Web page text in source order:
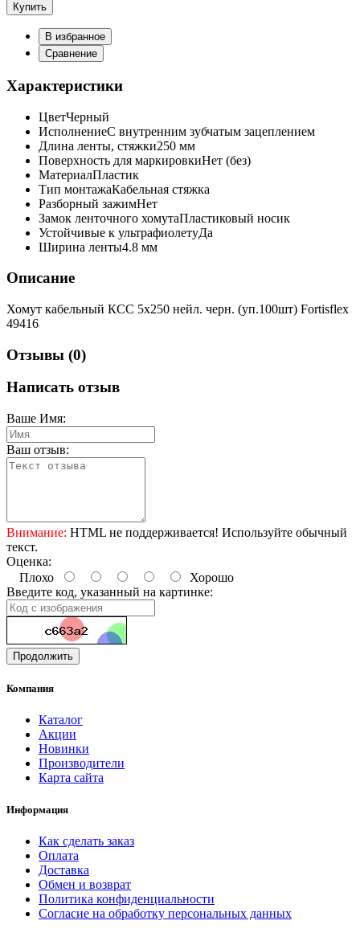
Купить
В избранное
Сравнение
Характеристики
ЦветЧерный
ИсполнениеС внутренним зубчатым зацеплением
Длина ленты, стяжки250 мм
Поверхность для маркировкиНет (без)
МатериалПластик
Тип монтажаКабельная стяжка
Разборный зажимНет
Замок ленточного хомутаПластиковый носик
Устойчивые к ультрафиолетуДа
Ширина ленты4.8 мм
Описание
Хомут кабельный КСС 5х250 нейл. черн. (уп.100шт) Fortisflex
49416
Отзывы (0)
Написать отзыв
Ваше Имя:
Ваш отзыв:
Внимание: HTML не поддерживается! Используйте обычный
текст.
Оценка:
Плохо
Хорошо
Введите код, указанный на картинке:
Продолжить
Компания
Каталог
Акции
Новинки
Производители
Карта сайта
Информация
Как сделать заказ
Оплата
Доставка
Обмен и возврат
Политика конфиденциальности
Согласие на обработку персональных данных